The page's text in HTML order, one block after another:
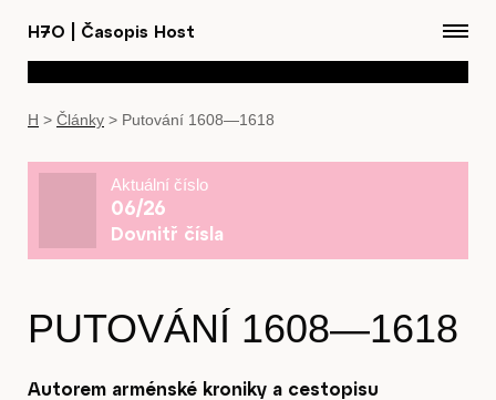
H7O Časopis Host
H > Články > Putování 1608—1618
Aktuální číslo
06/26
Dovnitř čísla
PUTOVÁNÍ 1608—1618
Autorem arménské kroniky a cestopisu